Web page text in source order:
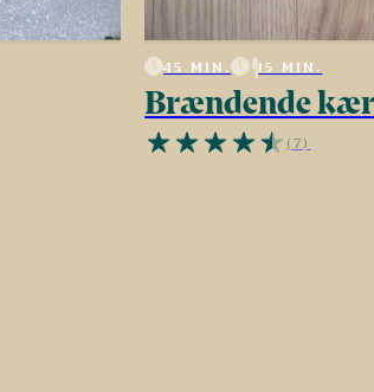
45 MIN. 15 MIN.
Brændende
(7)